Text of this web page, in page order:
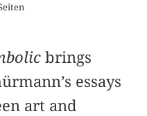
brings
essays
art and